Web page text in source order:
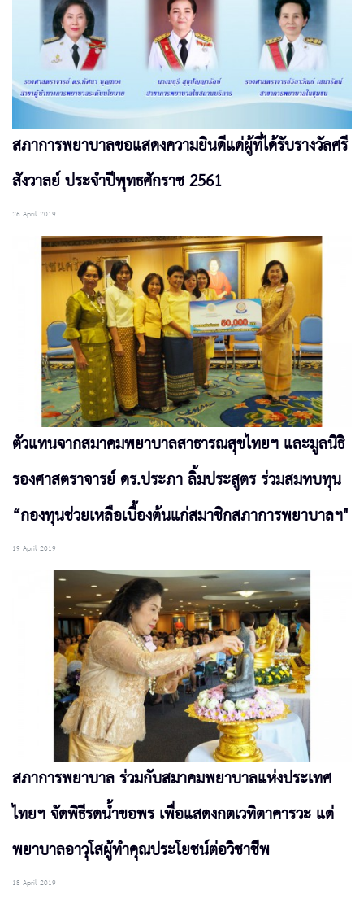
สภาการพยาบาลขอแสดงความยินดีแด่ผู้ที่ได้รับรางวัลศรี
สังวาลย์ ประจำปีพุทธศักราช 2561
26 April 2019
ตัวแทนจากสมาคมพยาบาลสาธารณสุขไทยฯ และมูลนิธิ
รองศาสตราจารย์ ดร.ประภา ลิ้มประสูตร ร่วมสมทบทุน
“กองทุนช่วยเหลือเบื้องต้นแก่สมาชิกสภาการพยาบาลฯ"
19 April 2019
สภาการพยาบาล ร่วมกับสมาคมพยาบาลแห่งประเทศ
ไทยฯ จัดพิธีรดน้ำขอพร เพื่อแสดงกตเวทิตาคารวะ แด่
พยาบาลอาวุโสผู้ทำคุณประโยชน์ต่อวิชาชีพ
18 April 2019